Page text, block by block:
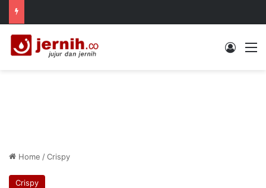
Log In
Home /Crispy
Crispy